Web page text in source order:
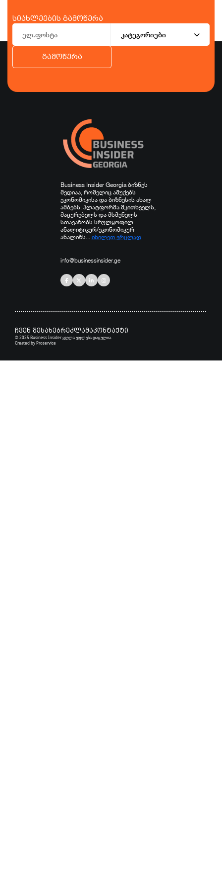
სიახლეების გამოწერა
კატეგორიები
გამოწერა
Business Insider Georgia ბიზნეს
მედიაა, რომელიც აშუქებს
ეკონომიკისა და ბიზნესის ახალ
ამბებს. პლატფორმა მკითხველს,
მაყურებელს და მსმენელს
სთავაზობს სრულყოფილ
ანალიტიკურ/ეკონომიკურ
ანალიზს... იხილეთ ვრცლად
info@businessinsider.ge
ჩვენ შესახებრეკლამაკონტაქტი
© 2025 Business Insider ყველა უფლება დაცულია.
Created byProservice